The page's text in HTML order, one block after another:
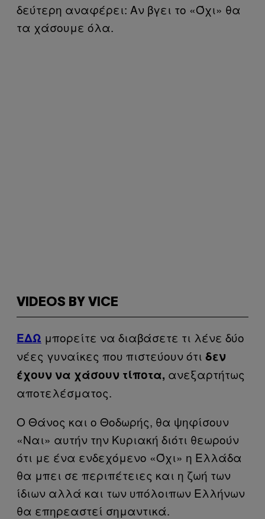
δεύτερη αναφέρει: Αν βγει το «Όχι» θα
τα χάσουμε όλα.
VIDEOS BY VICE
ΕΔΩ μπορείτε να διαβάσετε τι λένε δύο
νέες γυναίκες που πιστεύουν ότι δεν
έχουν να χάσουν τίποτα, ανεξαρτήτως
αποτελέσματος.
Ο Θάνος και ο Θοδωρής, θα ψηφίσουν
«Ναι» αυτήν την Κυριακή διότι θεωρούν
ότι με ένα ενδεχόμενο «Όχι» η Ελλάδα
θα μπει σε περιπέτειες και η ζωή των
ίδιων αλλά και των υπόλοιπων Ελλήνων
θα επηρεαστεί σημαντικά.